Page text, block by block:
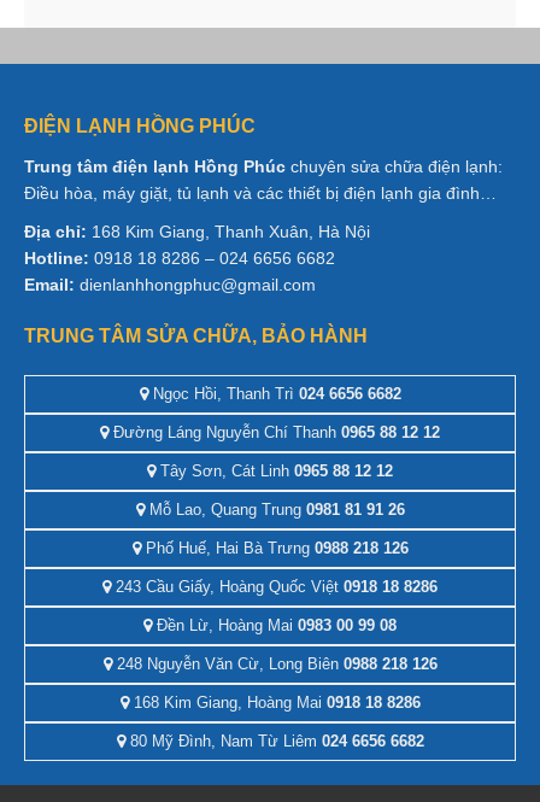
ĐIỆN LẠNH HỒNG PHÚC
Trung tâm điện lạnh Hồng Phúc chuyên sửa chữa điện lạnh:
Điều hòa, máy giặt, tủ lạnh và các thiết bị điện lạnh gia đình…
Địa chỉ: 168 Kim Giang, Thanh Xuân, Hà Nội
Hotline: 0918 18 8286 – 024 6656 6682
Email: dienlanhhongphuc@gmail.com
TRUNG TÂM SỬA CHỮA, BẢO HÀNH
Ngọc Hồi, Thanh Trì 024 6656 6682
Đường Láng Nguyễn Chí Thanh 0965 88 12 12
Tây Sơn, Cát Linh 0965 88 12 12
Mỗ Lao, Quang Trung0981 81 91 26
Phố Huế, Hai Bà Trưng0988 218 126
243 Cầu Giấy, Hoàng Quốc Việt 0918 18 8286
Đền Lừ, Hoàng Mai 0983 00 99 08
248 Nguyễn Văn Cừ, Long Biên0988 218 126
168 Kim Giang, Hoàng Mai 0918 18 8286
80 Mỹ Đình, Nam Từ Liêm 024 6656 6682